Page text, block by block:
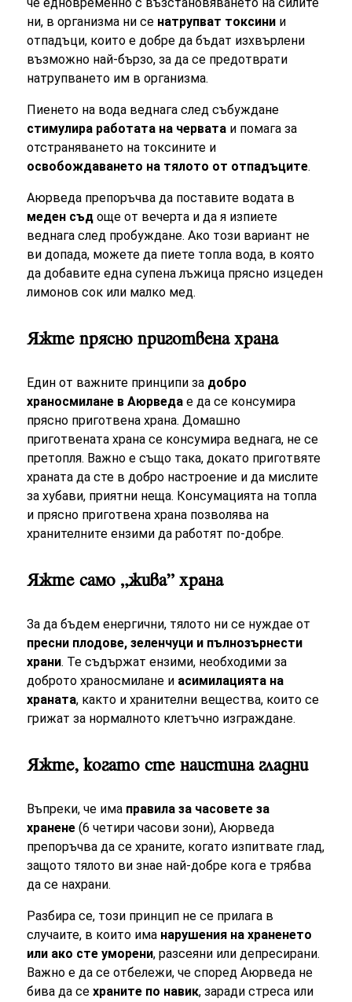
че едновременно с възстановяването на силите
ни, в организма ни се натрупват токсини и
отпадъци, които е добре да бъдат изхвърлени
възможно най-бързо, за да се предотврати
натрупването им в организма.
Пиенето на вода веднага след събуждане
стимулира работата на червата и помага за
отстраняването на токсините и
освобождаването на тялото от отпадъците.
Аюрведа препоръчва да поставите водата в
меден съдоще от вечерта и да я изпиете
веднага след пробуждане. Ако този вариант не
ви допада, можете да пиете топла вода, в която
да добавите една супена лъжица прясно изцеден
лимонов сок или малко мед.
Яжте прясно приготвена храна
Един от важните принципи за добро
храносмилане в Аюрведае да се консумира
прясно приготвена храна. Домашно
приготвената храна се консумира веднага, не се
претопля. Важно е също така, докато приготвяте
храната да сте в добро настроение и да мислите
за хубави, приятни неща. Консумацията на топла
и прясно приготвена храна позволява на
хранителните ензими да работят по-добре.
Яжте само „жива” храна
За да бъдем енергични, тялото ни се нуждае от
пресни плодове, зеленчуци и пълнозърнести
храни. Те съдържат ензими, необходими за
доброто храносмилане и асимилацията на
храната, както и хранителни вещества, които се
грижат за нормалното клетъчно изграждане.
Яжте, когато сте наистина гладни
Въпреки, че има правила за часовете за
хранене(6 четири часови зони), Аюрведа
препоръчва да се храните, когато изпитвате глад,
защото тялото ви знае най-добре кога е трябва
да се нахрани.
Разбира се, този принцип не се прилага в
случаите, в които има нарушения на храненето
или ако сте уморени, разсеяни или депресирани.
Важно е да се отбележи, че според Аюрведа не
бива да сехраните по навик, заради стреса или